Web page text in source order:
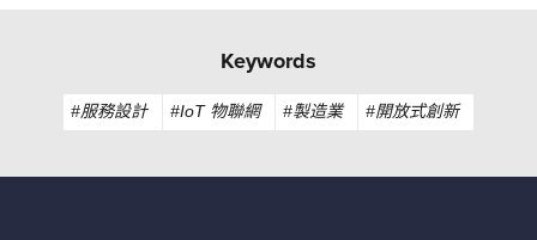
Keywords
#服務設計 #IoT 物聯網 #製造業 #開放式創新